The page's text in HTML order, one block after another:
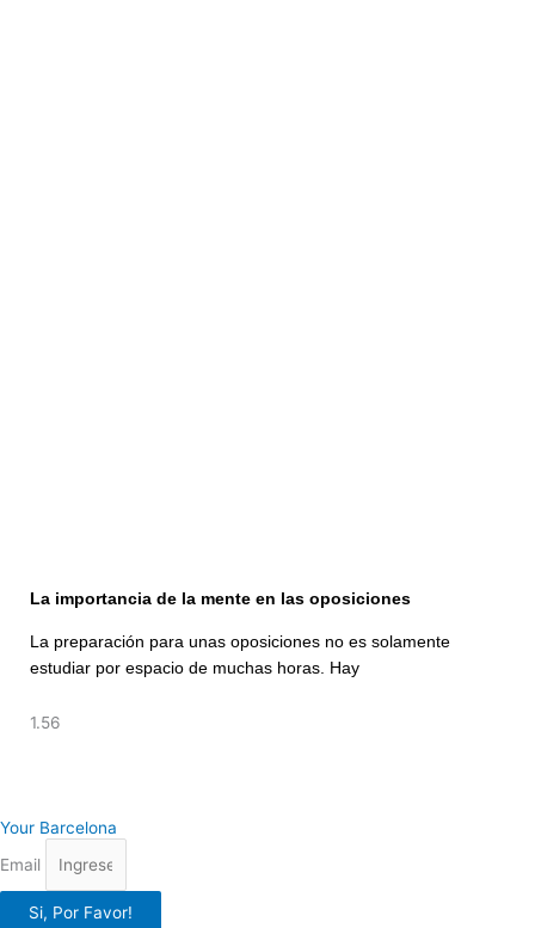
La importancia de la mente en las oposiciones
La preparación para unas oposiciones no es solamente
estudiar por espacio de muchas horas. Hay
Your Barcelona
Email
Si, Por Favor!